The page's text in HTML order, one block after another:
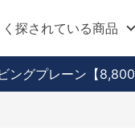
く探されている商品
ングプレーン 【8,800